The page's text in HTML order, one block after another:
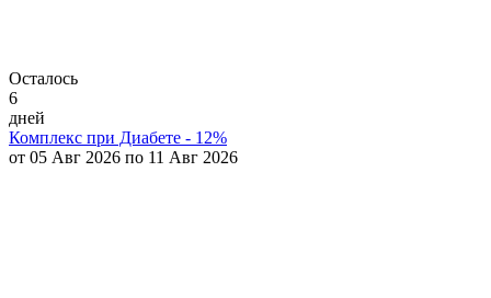
Осталось
6
дней
Комплекс при Диабете - 12%
от 05 Авг 2026 по 11 Авг 2026